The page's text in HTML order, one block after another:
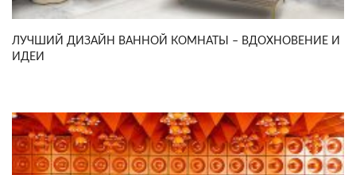
ЛУЧШИЙ ДИЗАЙН ВАННОЙ КОМНАТЫ – ВДОХНОВЕНИЕ И
ИДЕИ